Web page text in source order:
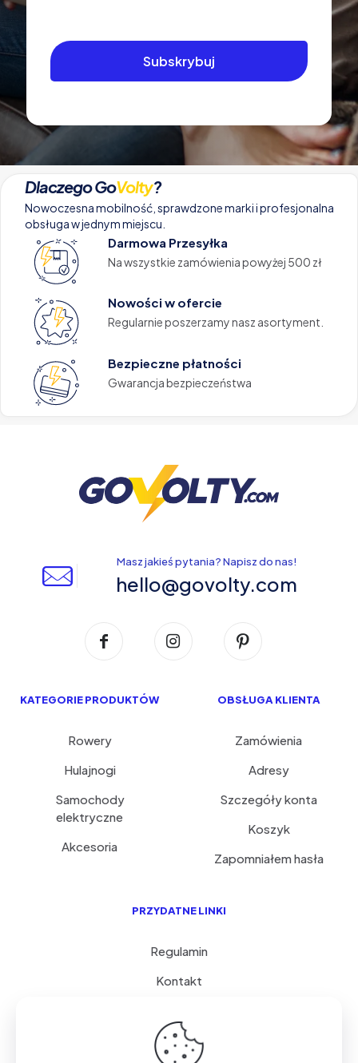
Dlaczego GoVolty?
Nowoczesna mobilność, sprawdzone marki i profesjonalna
obsługa w jednym miejscu.
Darmowa Przesyłka
Na wszystkie zamówienia powyżej 500 zł
Nowości w ofercie
Regularnie poszerzamy nasz asortyment.
Bezpieczne płatności
Gwarancja bezpieczeństwa
Masz jakieś pytania? Napisz do nas!
hello@govolty.com
KATEGORIE PRODUKTÓW
Rowery
Hulajnogi
Samochody
elektryczne
Akcesoria
OBSŁUGA KLIENTA
Zamówienia
Adresy
Szczegóły konta
Koszyk
Zapomniałem hasła
PRZYDATNE LINKI
Regulamin
Kontakt
FAQ